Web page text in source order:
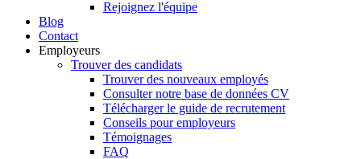
Rejoignez l'équipe
Blog
Contact
Employeurs
Trouver des candidats
Trouver des nouveaux employés
Consulter notre base de données CV
Télécharger le guide de recrutement
Conseils pour employeurs
Témoignages
FAQ